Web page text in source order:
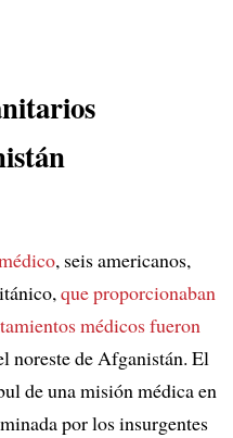
, seis americanos,
que proporcionaban
médicosfueron
noreste de Afganistán. El
de una misión médica en
por los insurgentes